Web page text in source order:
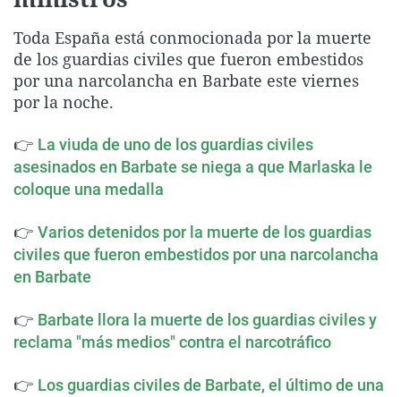
Gente viajera
Como el perro y el
Retornados
Equipo de
Galicia
La Rioja
País Vasco
Televisión
Elecciones
Toda España está conmocionada por la muerte
de los guardias civiles que fueron embestidos
por una narcolancha en Barbate este viernes
por la noche.
👉 La viuda de uno de los guardias civiles
asesinados en Barbate se niega a que Marlaska le
coloque una medalla
👉 Varios detenidos por la muerte de los guardias
civiles que fueron embestidos por una narcolancha
en Barbate
👉 Barbate llora la muerte de los guardias civiles y
reclama "más medios" contra el narcotráfico
👉 Los guardias civiles de Barbate, el último de una